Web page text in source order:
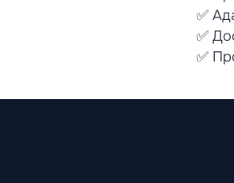
✅
✅
✅